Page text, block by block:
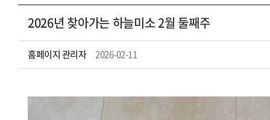
2026년 찾아가는 하늘미소 2월 둘째주
홈페이지 관리자 2026-02-11